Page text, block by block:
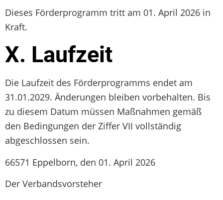
Dieses Förderprogramm tritt am 01. April 2026 in
Kraft.
X. Laufzeit
Die Laufzeit des Förderprogramms endet am
31.01.2029. Änderungen bleiben vorbehalten. Bis
zu diesem Datum müssen Maßnahmen gemäß
den Bedingungen der Ziffer VII vollständig
abgeschlossen sein.
66571 Eppelborn, den 01. April 2026
Der Verbandsvorsteher